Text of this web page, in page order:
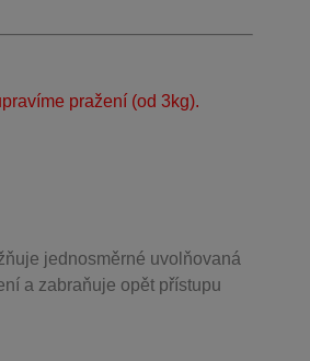
pražení (od 3kg).
jednosměrné uvolňovaná
a zabraňuje opět přístupu